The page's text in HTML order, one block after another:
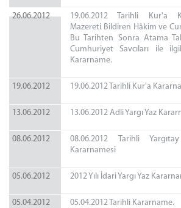
26.06.2012
19.06.2012 Tarihli Kur'a
Mazereti Bildiren Hâkim ve
Bu Tarihten Sonra Atama
Cumhuriyet Savcıları ile
Kararname.
19.06.2012 19.06.2012 Tarihli Kur'a
13.06.2012 13.06.2012 Adli Yargı Yaz
08.06.2012
08.06.2012 Tarihli
Kararnamesi
05.06.2012 2012 Yılı İdari Yargı Yaz
05.04.2012 05.04.2012 Tarihli Kararname.